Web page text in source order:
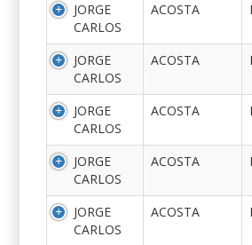
JORGE
CARLOS
ACOSTA
JORGE
CARLOS
ACOSTA
JORGE
CARLOS
ACOSTA
JORGE
CARLOS
ACOSTA
JORGE
CARLOS
ACOSTA